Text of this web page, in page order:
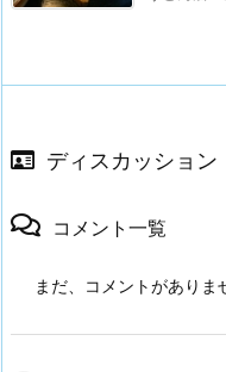
ディスカッション
コメント一覧
まだ、コメントがありま